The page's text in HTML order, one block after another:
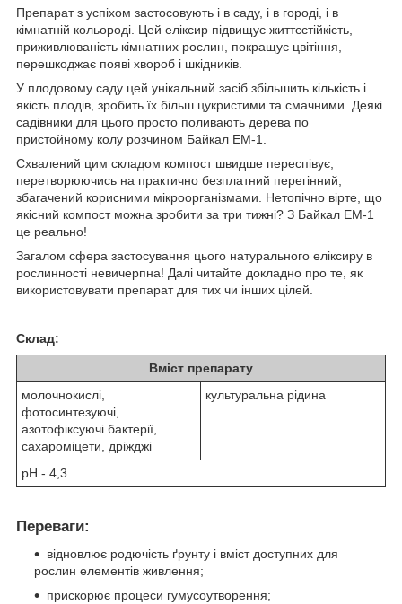
Препарат з успіхом застосовують і в саду, і в городі, і в
кімнатній кольороді. Цей еліксир підвищує життєстійкість,
приживлюваність кімнатних рослин, покращує цвітіння,
перешкоджає появі хвороб і шкідників.
У плодовому саду цей унікальний засіб збільшить кількість і
якість плодів, зробить їх більш цукристими та смачними. Деякі
садівники для цього просто поливають дерева по
пристойному колу розчином Байкал ЕМ-1.
Схвалений цим складом компост швидше переспівує,
перетворюючись на практично безплатний перегінний,
збагачений корисними мікроорганізмами. Нетопічно вірте, що
якісний компост можна зробити за три тижні? З Байкал ЕМ-1
це реально!
Загалом сфера застосування цього натурального еліксиру в
рослинності невичерпна! Далі читайте докладно про те, як
використовувати препарат для тих чи інших цілей.
Склад:
Вміст препарату
молочнокислі,
фотосинтезуючі,
азотофіксуючі бактерії,
сахароміцети, дріжджі
культуральна рідина
pH - 4,3
Переваги:
відновлює родючість ґрунту і вміст доступних для
рослин елементів живлення;
прискорює процеси гумусоутворення;